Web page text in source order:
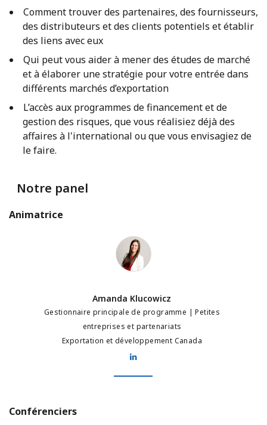
Comment trouver des partenaires, des fournisseurs,
des distributeurs et des clients potentiels et établir
des liens avec eux
Qui peut vous aider à mener des études de marché
et à élaborer une stratégie pour votre entrée dans
différents marchés d’exportation
L’accès aux programmes de financement et de
gestion des risques, que vous réalisiez déjà des
affaires à l'international ou que vous envisagiez de
le faire.
Notre panel
Animatrice
Amanda Klucowicz
Gestionnaire principale de programme | Petites
entreprises et partenariats
Exportation et développement Canada
Conférenciers